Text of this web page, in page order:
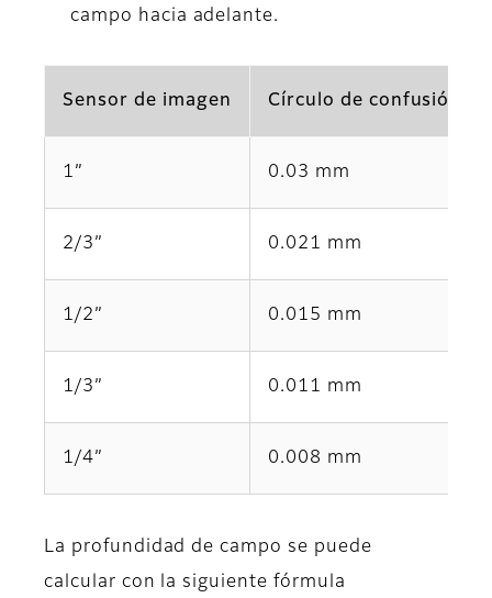
campo hacia adelante.
Sensor de imagen Círculo de confusión
1” 0.03 mm
2/3” 0.021 mm
1/2” 0.015 mm
1/3” 0.011 mm
1/4” 0.008 mm
La profundidad de campo se puede
calcular con la siguiente fórmula